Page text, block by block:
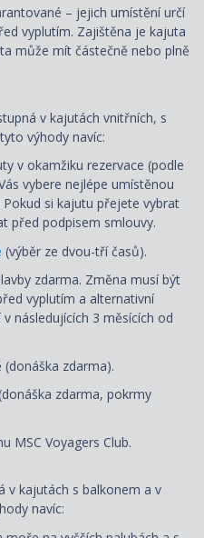
– jejich umístění určí
vyplutím. Zajištěna je kajuta
může mít částečně nebo plně
v kajutách vnitřních, s
výhody navíc:
v okamžiku rezervace (podle
vybere nejlépe umístěnou
si kajutu přejete vybrat
před podpisem smlouvy.
(výběr ze dvou-tří časů).
zdarma. Změna musí být
vyplutím a alternativní
následujících 3 měsících od
zdarma).
zdarma, pokrmy
MSC Voyagers Club.
v kajutách s balkonem a v
navíc: